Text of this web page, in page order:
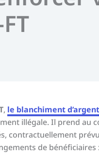
, le blanchiment d’argent
illégale. Il prend au
contractuellement
de